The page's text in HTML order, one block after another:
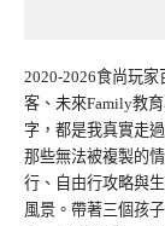
2020-2026食尚玩
客、未來Family教
字，都是我真實走
那些無法被複製的
行、自由行攻略與
風景。帶著三個孩